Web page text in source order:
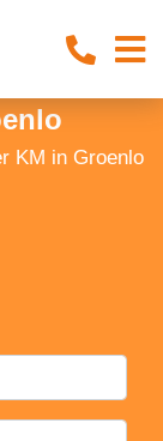
KM in Groenlo